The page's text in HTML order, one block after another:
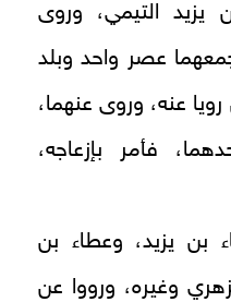
يزيد التيمي، وروى
عصر واحد وبلد
عنه، وروى عنهما،
فأمر بإزعاجه،
بن يزيد، وعطاء بن
وغيره، ورووا عن